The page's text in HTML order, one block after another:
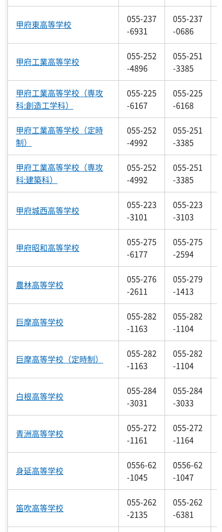
甲府東高等学校
055-237
-6931
055-237
-0686
甲府工業高等学校
055-252
-4896
055-251
-3385
甲府工業高等学校（専攻
科:創造工学科）
055-225
-6167
055-225
-6168
甲府工業高等学校（定時
制）
055-252
-4992
055-251
-3385
甲府工業高等学校（専攻
科:建築科）
055-252
-4992
055-251
-3385
甲府城西高等学校
055-223
-3101
055-223
-3103
甲府昭和高等学校
055-275
-6177
055-275
-2594
農林高等学校
055-276
-2611
055-279
-1413
巨摩高等学校
055-282
-1163
055-282
-1104
巨摩高等学校（定時制）
055-282
-1163
055-282
-1104
白根高等学校
055-284
-3031
055-284
-3033
青洲高等学校
055-272
-1161
055-272
-1164
身延高等学校
0556-62
-1045
0556-62
-1047
笛吹高等学校
055-262
-2135
055-262
-6381